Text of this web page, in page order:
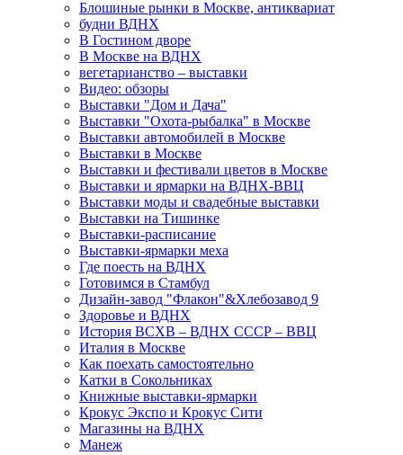
Блошиные рынки в Москве, антиквариат
будни ВДНХ
В Гостином дворе
В Москве на ВДНХ
вегетарианство – выставки
Видео: обзоры
Выставки "Дом и Дача"
Выставки "Охота-рыбалка" в Москве
Выставки автомобилей в Москве
Выставки в Москве
Выставки и фестивали цветов в Москве
Выставки и ярмарки на ВДНХ-ВВЦ
Выставки моды и свадебные выставки
Выставки на Тишинке
Выставки-расписание
Выставки-ярмарки меха
Где поесть на ВДНХ
Готовимся в Стамбул
Дизайн-завод "Флакон"&Хлебозавод 9
Здоровье и ВДНХ
История ВСХВ – ВДНХ СССР – ВВЦ
Италия в Москве
Как поехать самостоятельно
Катки в Сокольниках
Книжные выставки-ярмарки
Крокус Экспо и Крокус Сити
Магазины на ВДНХ
Манеж